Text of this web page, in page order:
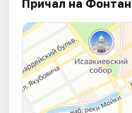
Причал на